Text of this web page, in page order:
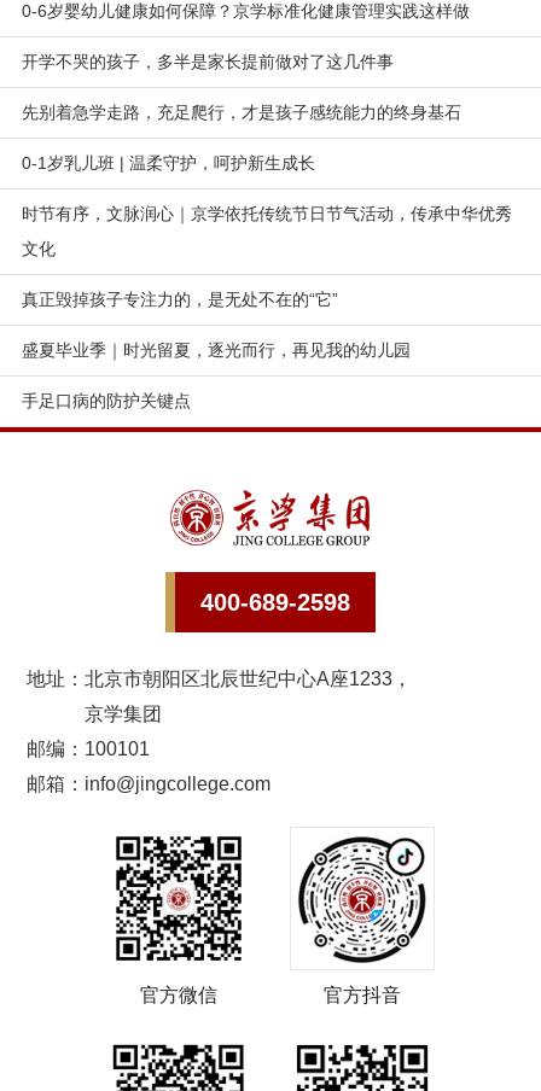
0-6岁婴幼儿健康如何保障？京学标准化健康管理实践这样做
开学不哭的孩子，多半是家长提前做对了这几件事
先别着急学走路，充足爬行，才是孩子感统能力的终身基石
0-1岁乳儿班 | 温柔守护，呵护新生成长
时节有序，文脉润心｜京学依托传统节日节气活动，传承中华优秀
文化
真正毁掉孩子专注力的，是无处不在的“它”
盛夏毕业季｜时光留夏，逐光而行，再见我的幼儿园
手足口病的防护关键点
400-689-2598
地址： 北京市朝阳区北辰世纪中心A座1233，
京学集团
邮编：100101
邮箱：info@jingcollege.com
官方微信 官方抖音